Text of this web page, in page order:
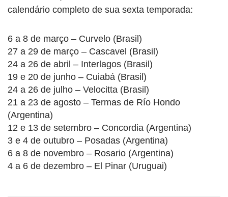
calendário completo de sua sexta temporada:
6 a 8 de março – Curvelo (Brasil)
27 a 29 de março – Cascavel (Brasil)
24 a 26 de abril – Interlagos (Brasil)
19 e 20 de junho – Cuiabá (Brasil)
24 a 26 de julho – Velocitta (Brasil)
21 a 23 de agosto – Termas de Río Hondo
(Argentina)
12 e 13 de setembro – Concordia (Argentina)
3 e 4 de outubro – Posadas (Argentina)
6 a 8 de novembro – Rosario (Argentina)
4 a 6 de dezembro – El Pinar (Uruguai)